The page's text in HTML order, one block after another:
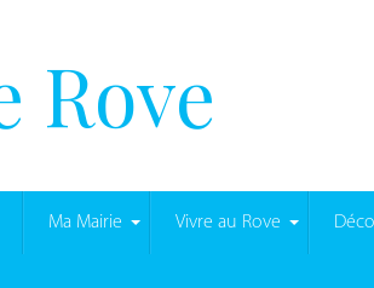
Ma Mairie Vivre au Rove